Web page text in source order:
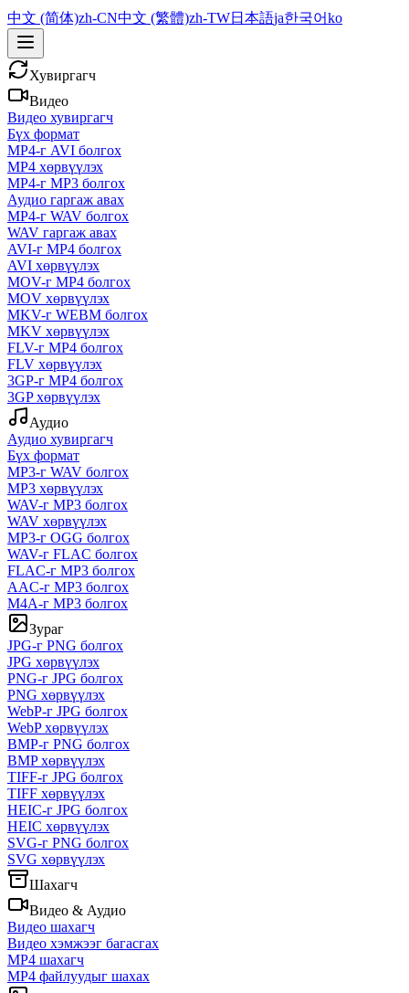
中文 (简体)zh-CN中文 (繁體)zh-TW日本語ja한국어ko
Хувиргагч
Видео
Видео хувиргагч
Бүх формат
MP4-г AVI болгох
MP4 хөрвүүлэх
MP4-г MP3 болгох
Аудио гаргаж авах
MP4-г WAV болгох
WAV гаргаж авах
AVI-г MP4 болгох
AVI хөрвүүлэх
MOV-г MP4 болгох
MOV хөрвүүлэх
MKV-г WEBM болгох
MKV хөрвүүлэх
FLV-г MP4 болгох
FLV хөрвүүлэх
3GP-г MP4 болгох
3GP хөрвүүлэх
Аудио
Аудио хувиргагч
Бүх формат
MP3-г WAV болгох
MP3 хөрвүүлэх
WAV-г MP3 болгох
WAV хөрвүүлэх
MP3-г OGG болгох
WAV-г FLAC болгох
FLAC-г MP3 болгох
AAC-г MP3 болгох
M4A-г MP3 болгох
Зураг
JPG-г PNG болгох
JPG хөрвүүлэх
PNG-г JPG болгох
PNG хөрвүүлэх
WebP-г JPG болгох
WebP хөрвүүлэх
BMP-г PNG болгох
BMP хөрвүүлэх
TIFF-г JPG болгох
TIFF хөрвүүлэх
HEIC-г JPG болгох
HEIC хөрвүүлэх
SVG-г PNG болгох
SVG хөрвүүлэх
Шахагч
Видео & Аудио
Видео шахагч
Видео хэмжээг багасгах
MP4 шахагч
MP4 файлуудыг шахах